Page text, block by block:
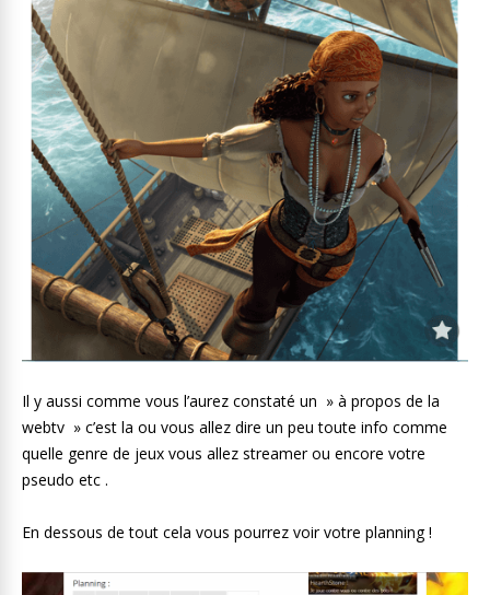
Il y aussi comme vous l’aurez constaté un » à propos de la
webtv » c’est la ou vous allez dire un peu toute info comme
quelle genre de jeux vous allez streamer ou encore votre
pseudo etc .
En dessous de tout cela vous pourrez voir votre planning !